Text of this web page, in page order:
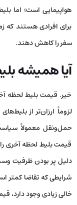
هواپیمایی است؛ اما
برای افرادی هستند که
سفر را کاهش دهند.
آیا همیشه
خیر. قیمت بلیط لحظه
لزوماً ارزان‌تر از
حمل‌ونقل معمولاً
قیمت بلیط لحظه آخری
دلیل پر بودن ظرفیت
شرایطی که تقاضا کمتر
خالی زیادی وجود دارد،